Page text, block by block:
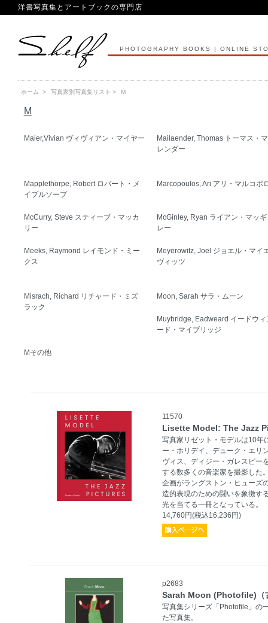
洋書写真集とアートブックの専門店
PHOTOGRAPHY BOOKS | ONLINE
ホーム > 写真家別写真集リスト > M
M
Maier,Vivian ヴィヴィアン・マイヤー
Mailaender, Thomas トーマス・
レンダー
Mapplethorpe, Robert ロバート・メ
イプルソープ
Marcopoulos, Ari アリ・マルコポ
McCurry, Steve スティーブ・マッカ
リー
McGinley, Ryan ライアン・マッギ
レー
Meeks, Raymond レイモンド・ミー
クス
Meyerowitz, Joel ジョエル・マイ
ヴィッツ
Misrach, Richard リチャード・ミズ
ラック
Moon, Sarah サラ・ムーン
Muybridge, Eadweard イードウィ
ード・マイブリッジ
Mその他
11570
Lisette Model: The Jazz
写真家リゼット・モデルは10年
ー・ホリデイ、デューク・エリ
ヴィス、ディジー・ガレスピー
する数多くの音楽家を撮影した
企画がラングストン・ヒューズ
造的表現のための闘いを象徴す
光を当てる一冊となっている。
14,760円(税込16,236円)
p2683
Sarah Moon (Photofile)（
写真集シリーズ「Photofile」の
た写真集。